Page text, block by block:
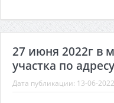
27 июня 2022г в
участка по
Дата публикации: 13-06-